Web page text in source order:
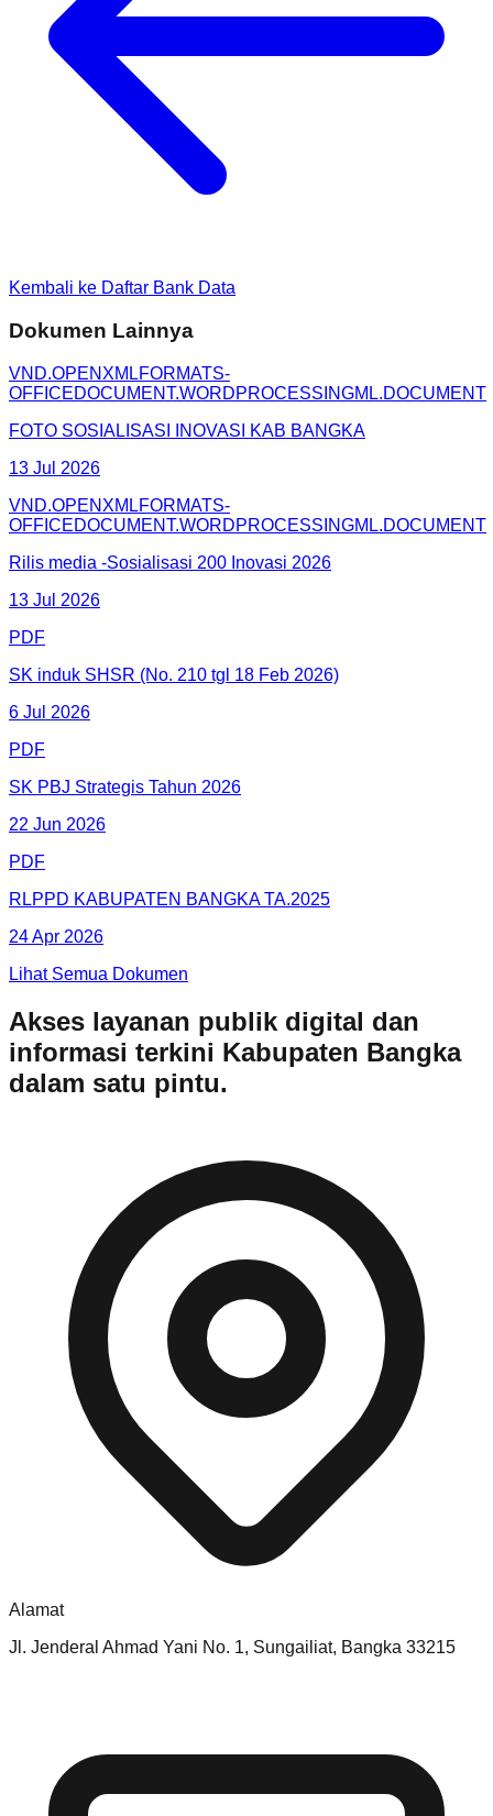
Kembali ke Daftar Bank Data
Dokumen Lainnya
VND.OPENXMLFORMATS-
OFFICEDOCUMENT.WORDPROCESSINGML.DOCUMENT
FOTO SOSIALISASI INOVASI KAB BANGKA
13 Jul 2026
VND.OPENXMLFORMATS-
OFFICEDOCUMENT.WORDPROCESSINGML.DOCUMENT
Rilis media -Sosialisasi 200 Inovasi 2026
13 Jul 2026
PDF
SK induk SHSR (No. 210 tgl 18 Feb 2026)
6 Jul 2026
PDF
SK PBJ Strategis Tahun 2026
22 Jun 2026
PDF
RLPPD KABUPATEN BANGKA TA.2025
24 Apr 2026
Lihat Semua Dokumen
Akses layanan publik digital dan
informasi terkini Kabupaten Bangka
dalam satu pintu.
Alamat
Jl. Jenderal Ahmad Yani No. 1, Sungailiat, Bangka 33215